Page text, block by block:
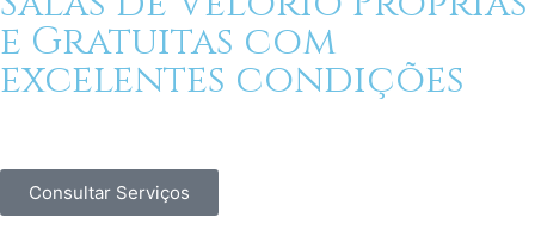
e Gratuitas com
excelentes condições
Consultar Serviços